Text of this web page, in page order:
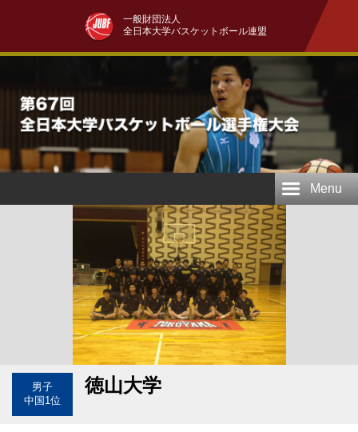
一般財団法人
全日本大学バスケットボール連盟
Menu
男子
中国1位
徳山大学